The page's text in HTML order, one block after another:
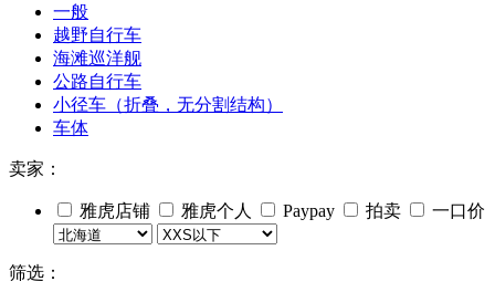
一般
越野自行车
海滩巡洋舰
公路自行车
小径车（折叠，无分割结构）
车体
卖家：
雅虎店铺 雅虎个人 Paypay 拍卖 一口价
筛选：